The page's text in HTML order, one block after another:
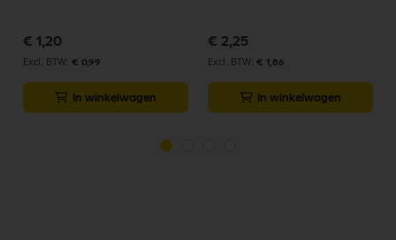
€ 1,20
€ 0,99
In winkelwagen
€ 2,25
€ 1,86
In winkelwagen